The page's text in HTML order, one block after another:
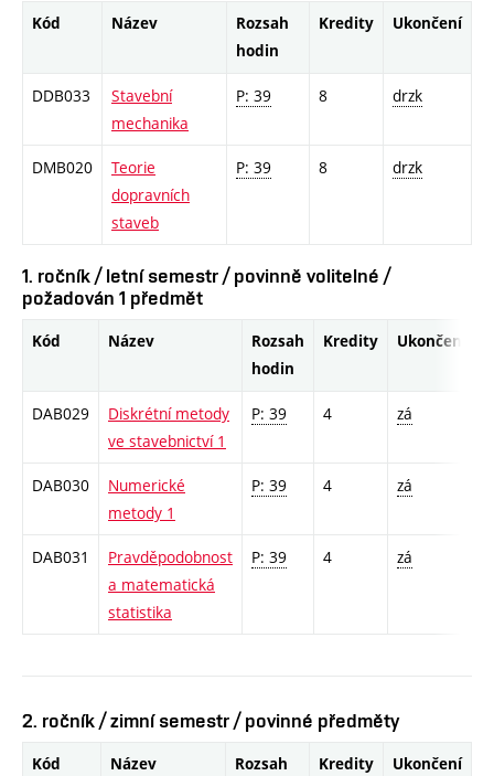
Kód Název
Rozsah
hodin
Kredity Ukončení
DDB033
Stavební
mechanika
P: 39 8 drzk
DMB020
Teorie
dopravních
staveb
P: 39 8 drzk
1. ročník / letní semestr / povinně volitelné /
požadován 1 předmět
Kód Název
Rozsah
hodin
Kredity Ukončení
DAB029
Diskrétní metody
ve stavebnictví 1
P: 39 4 zá
DAB030
Numerické
metody 1
P: 39 4 zá
DAB031
Pravděpodobnost
a matematická
statistika
P: 39 4 zá
2. ročník / zimní semestr / povinné předměty
Kód Název
Rozsah
Kredity Ukončení